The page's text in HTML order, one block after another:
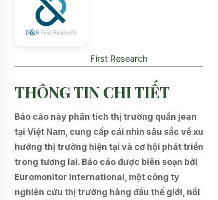
First Research
THÔNG TIN CHI TIẾT
Báo cáo này phân tích thị trường quần jean
tại Việt Nam, cung cấp cái nhìn sâu sắc về xu
hướng thị trường hiện tại và cơ hội phát triển
trong tương lai. Báo cáo được biên soạn bởi
Euromonitor International, một công ty
nghiên cứu thị trường hàng đầu thế giới, nổi